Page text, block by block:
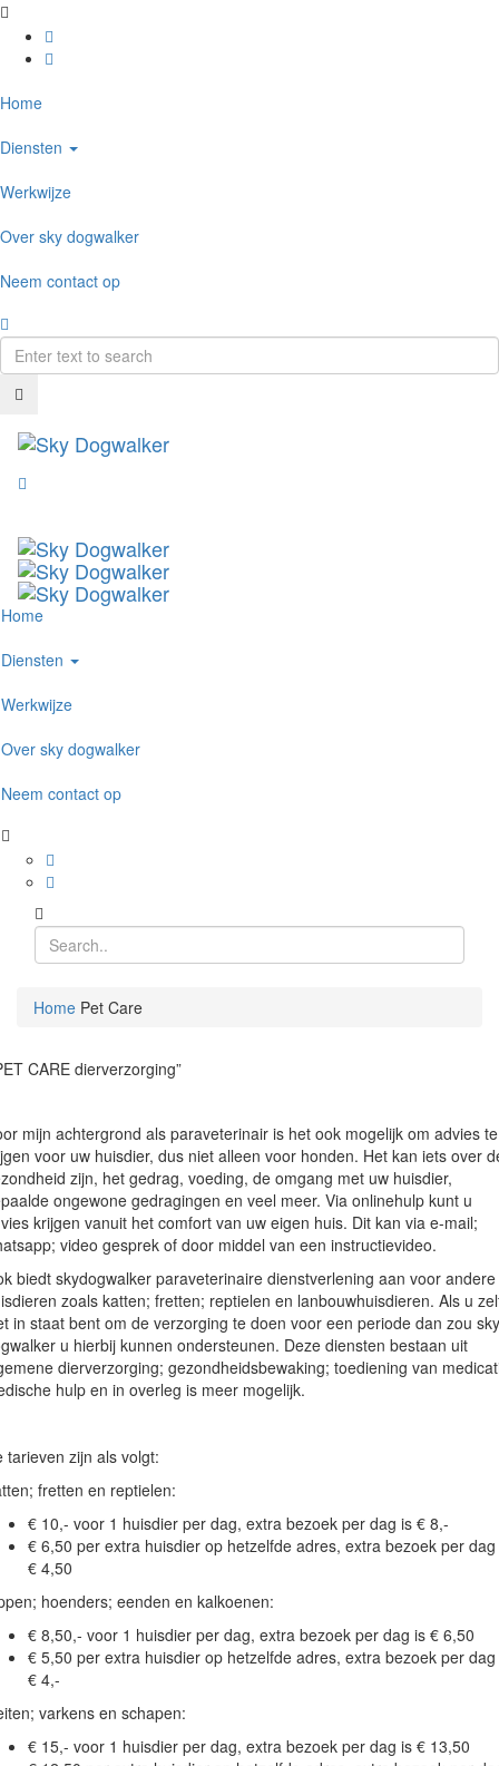
Home
Diensten
Werkwijze
Over sky dogwalker
Neem contact op
Home
Diensten
Werkwijze
Over sky dogwalker
Neem contact op
Home Pet Care
CARE dierverzorging”
mijn achtergrond als paraveterinair is het ook mogelijk om advies te
voor uw huisdier, dus niet alleen voor honden. Het kan iets over
zijn, het gedrag, voeding, de omgang met uw huisdier,
ongewone gedragingen en veel meer. Via onlinehulp kunt u
krijgen vanuit het comfort van uw eigen huis. Dit kan via e-mail;
video gesprek of door middel van een instructievideo.
biedt skydogwalker paraveterinaire dienstverlening aan voor andere
zoals katten; fretten; reptielen en lanbouwhuisdieren. Als u
in staat bent om de verzorging te doen voor een periode dan zou sky
u hierbij kunnen ondersteunen. Deze diensten bestaan uit
dierverzorging; gezondheidsbewaking; toediening van
hulp en in overleg is meer mogelijk.
tarieven zijn als volgt:
fretten en reptielen:
€ 10,- voor 1 huisdier per dag, extra bezoek per dag is € 8,-
€ 6,50 per extra huisdier op hetzelfde adres, extra bezoek per
€ 4,50
hoenders; eenden en kalkoenen:
€ 8,50,- voor 1 huisdier per dag, extra bezoek per dag is € 6,50
€ 5,50 per extra huisdier op hetzelfde adres, extra bezoek per
€ 4,-
varkens en schapen:
€ 15,- voor 1 huisdier per dag, extra bezoek per dag is € 13,50